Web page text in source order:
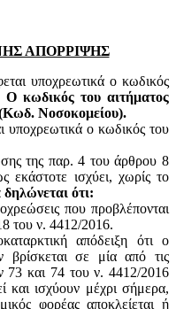
ΑΠΟΡΡΙΨΗΣ
υποχρεωτικά ο κωδικός
του αιτήματος
(Κωδ. Νοσοκομείου).
υποχρεωτικά ο κωδικός του
της παρ. 4 του άρθρου 8
ισχύει, χωρίς το
ότι:
που προβλέπονται
του ν. 4412/2016.
απόδειξη ότι ο
βρίσκεται σε μία από τις
73 και 74 του ν. 4412/2016
και ισχύουν μέχρι σήμερα,
φορέας αποκλείεται ή